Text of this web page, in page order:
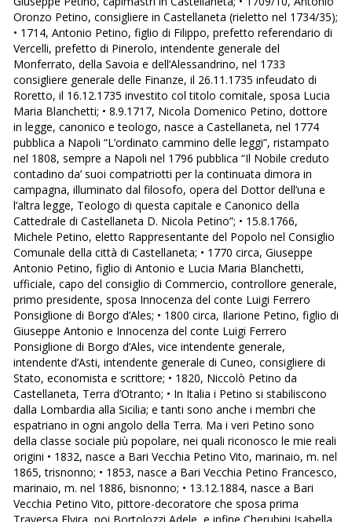
Oronzo Petino, consigliere in Castellaneta (rieletto nel 1734/35);
• 1714, Antonio Petino, figlio di Filippo, prefetto referendario di
Vercelli, prefetto di Pinerolo, intendente generale del
Monferrato, della Savoia e dell’Alessandrino, nel 1733
consigliere generale delle Finanze, il 26.11.1735 infeudato di
Roretto, il 16.12.1735 investito col titolo comitale, sposa Lucia
Maria Blanchetti; • 8.9.1717, Nicola Domenico Petino, dottore
in legge, canonico e teologo, nasce a Castellaneta, nel 1774
pubblica a Napoli “L’ordinato cammino delle leggi”, ristampato
nel 1808, sempre a Napoli nel 1796 pubblica “Il Nobile creduto
contadino da’ suoi compatriotti per la continuata dimora in
campagna, illuminato dal filosofo, opera del Dottor dell’una e
l’altra legge, Teologo di questa capitale e Canonico della
Cattedrale di Castellaneta D. Nicola Petino”; • 15.8.1766,
Michele Petino, eletto Rappresentante del Popolo nel Consiglio
Comunale della città di Castellaneta; • 1770 circa, Giuseppe
Antonio Petino, figlio di Antonio e Lucia Maria Blanchetti,
ufficiale, capo del consiglio di Commercio, controllore generale,
primo presidente, sposa Innocenza del conte Luigi Ferrero
Ponsiglione di Borgo d’Ales; • 1800 circa, Ilarione Petino, figlio di
Giuseppe Antonio e Innocenza del conte Luigi Ferrero
Ponsiglione di Borgo d’Ales, vice intendente generale,
intendente d’Asti, intendente generale di Cuneo, consigliere di
Stato, economista e scrittore; • 1820, Niccolò Petino da
Castellaneta, Terra d’Otranto; • In Italia i Petino si stabiliscono
dalla Lombardia alla Sicilia; e tanti sono anche i membri che
espatriano in ogni angolo della Terra. Ma i veri Petino sono
della classe sociale più popolare, nei quali riconosco le mie reali
origini • 1832, nasce a Bari Vecchia Petino Vito, marinaio, m. nel
1865, trisnonno; • 1853, nasce a Bari Vecchia Petino Francesco,
marinaio, m. nel 1886, bisnonno; • 13.12.1884, nasce a Bari
Vecchia Petino Vito, pittore-decoratore che sposa prima
Traversa Elvira, poi Bortolozzi Adele, e infine Cherubini Isabella,